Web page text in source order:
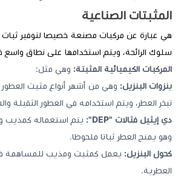
المثبتات الصناعية
هي عبارة عن مركبات مصنعة خصيصا لتوفير ثبات
سلوك الرائحة، ويتم استخدامها على نطاق واسع
المركبات الكيميائية المثبتة: وهي مثل:
بنزوات البنزيل: وهي من أشهر أنواع مثبت
تبخر العطر، ويتم استخدامه في العطور الثقيلة
دي إيثيل فثالات "DEP":
يتم استعماله كمذيب
وهو يمنح العطر ثباتا ملحوظا.
كحول البنزيل: يعمل كمثبت ومذيب للمساهمة في
العطرية.